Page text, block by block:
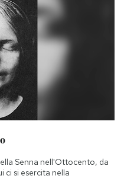
Senna nell'Ottocento, da
ci si esercita nella